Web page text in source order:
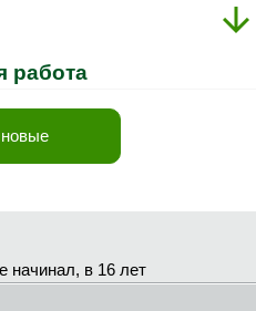
работа
начинал, в 16 лет